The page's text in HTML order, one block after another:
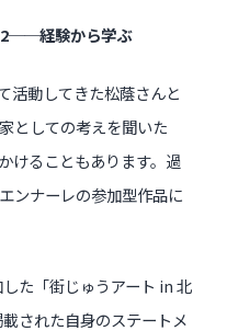
2──経験から学ぶ
活動してきた松蔭さんと
としての考えを聞いた
けることもあります。過
ンナーレの参加型作品に
た「街じゅうアート in 北
された自身のステートメ